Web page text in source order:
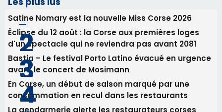
face à une nouvelle escroquerie au faux vendeur de
vin
Newsletter
Inscrivez-vous à la newsletter de CNI et recevez par
email les infos les plus importantes et une sélection de
nos meilleurs articles